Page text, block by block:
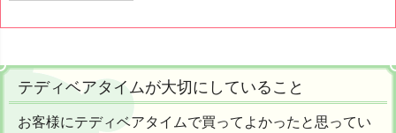
テディベアタイムが大切にしていること
お客様にテディベアタイムで買ってよかったと思ってい